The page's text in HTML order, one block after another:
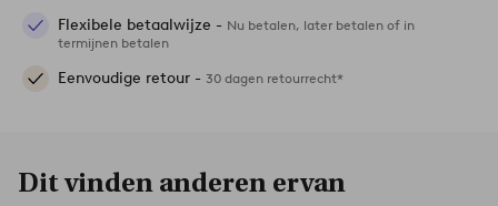
Flexibele betaalwijze - Nu betalen, later betalen of in
termijnen betalen
Eenvoudige retour - 30 dagen retourrecht*
Dit vinden anderen ervan